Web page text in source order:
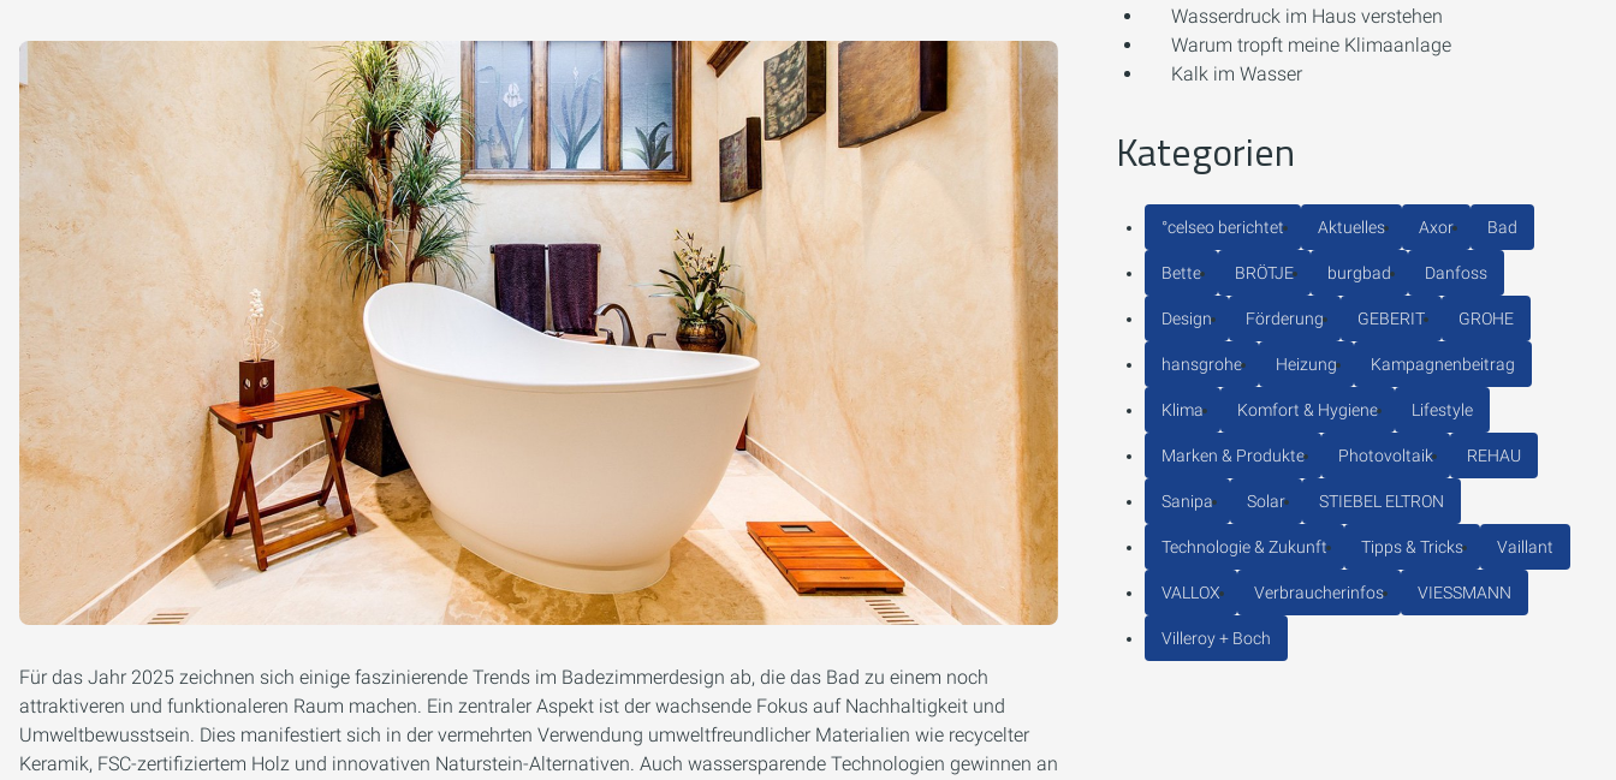
Für das Jahr 2025 zeichnen sich einige faszinierende Trends im Badezimmerdesign ab, die das Bad zu einem noch
attraktiveren und funktionaleren Raum machen. Ein zentraler Aspekt ist der wachsende Fokus auf Nachhaltigkeit und
Umweltbewusstsein. Dies manifestiert sich in der vermehrten Verwendung umweltfreundlicher Materialien wie recycelter
Keramik, FSC-zertifiziertem Holz und innovativen Naturstein-Alternativen. Auch wassersparende Technologien gewinnen an
Wasserdruck im Haus verstehen
Warum tropft meine Klimaanlage
Kalk im Wasser
Kategorien
°celseo berichtet Aktuelles Axor Bad
Bette BRÖTJE burgbad Danfoss
Design Förderung GEBERIT GROHE
hansgrohe Heizung Kampagnenbeitrag
Klima Komfort & Hygiene Lifestyle
Marken & Produkte Photovoltaik REHAU
Sanipa Solar STIEBEL ELTRON
Technologie & Zukunft Tipps & Tricks Vaillant
VALLOX Verbraucherinfos VIESSMANN
Villeroy + Boch